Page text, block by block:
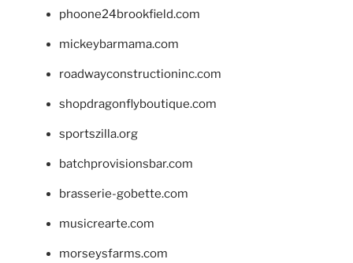
phoone24brookfield.com
mickeybarmama.com
roadwayconstructioninc.com
shopdragonflyboutique.com
sportszilla.org
batchprovisionsbar.com
brasserie-gobette.com
musicrearte.com
morseysfarms.com